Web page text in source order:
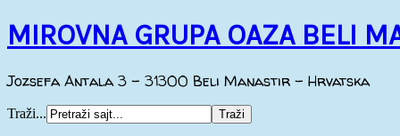
MIROVNA GRUPA OAZA BELI
Jozsefa Antala 3 - 31300 Beli Manastir - Hrvatska
Traži...